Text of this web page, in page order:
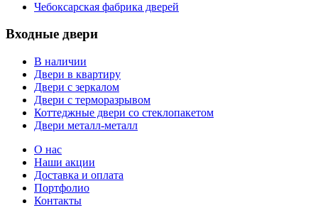
Чебоксарская фабрика дверей
Входные двери
В наличии
Двери в квартиру
Двери с зеркалом
Двери с терморазрывом
Коттеджные двери со стеклопакетом
Двери металл-металл
О нас
Наши акции
Доставка и оплата
Портфолио
Контакты